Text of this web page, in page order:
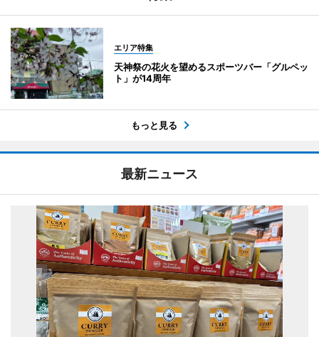
エリア特集
天神祭の花火を望めるスポーツバー「グルペッ
ト」が14周年
もっと見る
最新ニュース